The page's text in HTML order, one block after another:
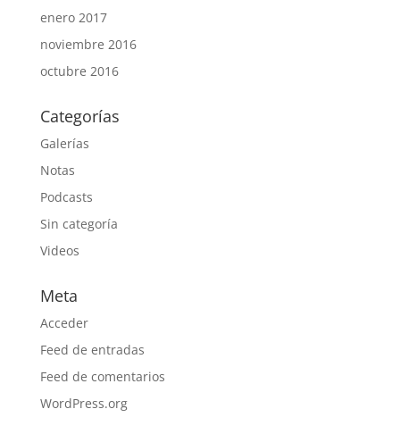
enero 2017
noviembre 2016
octubre 2016
Categorías
Galerías
Notas
Podcasts
Sin categoría
Videos
Meta
Acceder
Feed de entradas
Feed de comentarios
WordPress.org